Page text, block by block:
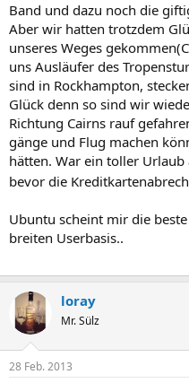
Band und dazu noch die
Aber wir hatten trotzdem
unseres Weges
uns Ausläufer des
sind in Rockhampton,
Glück denn so sind wir
Richtung Cairns rauf
gänge und Flug machen
hätten. War ein toller
bevor die
Ubuntu scheint mir die
breiten Userbasis..
loray
Mr. Sülz
28 Feb. 2013